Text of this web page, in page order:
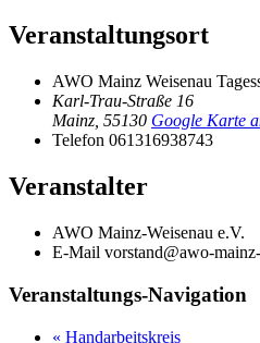
Veranstaltungsort
AWO Mainz Weisenau
Karl-Trau-Straße 16
Mainz 55130 Google Karte
Telefon 061316938743
Veranstalter
AWO Mainz-Weisenau e.V.
E-Mail vorstand@awo-
Veranstaltungs-Navigation
« Handarbeitskreis